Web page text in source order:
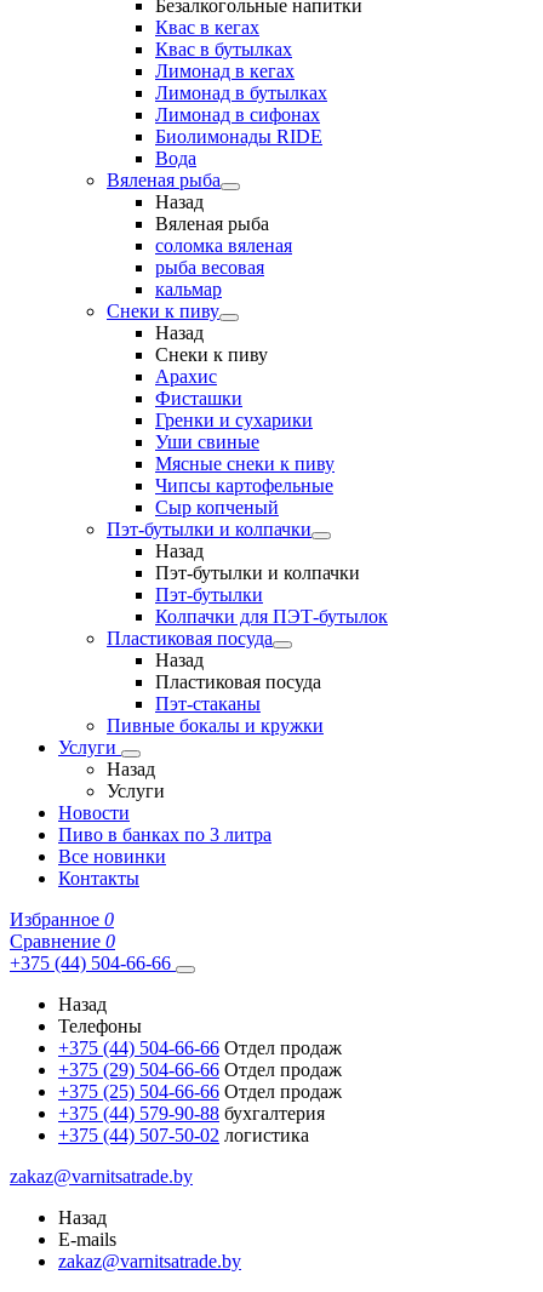
Безалкогольные напитки
Квас в кегах
Квас в бутылках
Лимонад в кегах
Лимонад в бутылках
Лимонад в сифонах
Биолимонады RIDE
Вода
Вяленая рыба
Назад
Вяленая рыба
соломка вяленая
рыба весовая
кальмар
Снеки к пиву
Назад
Снеки к пиву
Арахис
Фисташки
Гренки и сухарики
Уши свиные
Мясные снеки к пиву
Чипсы картофельные
Сыр копченый
Пэт-бутылки и колпачки
Назад
Пэт-бутылки и колпачки
Пэт-бутылки
Колпачки для ПЭТ-бутылок
Пластиковая посуда
Назад
Пластиковая посуда
Пэт-стаканы
Пивные бокалы и кружки
Услуги
Назад
Услуги
Новости
Пиво в банках по 3 литра
Все новинки
Контакты
Избранное 0
Сравнение 0
+375 (44) 504-66-66
Назад
Телефоны
+375 (44) 504-66-66 Отдел продаж
+375 (29) 504-66-66 Отдел продаж
+375 (25) 504-66-66 Отдел продаж
+375 (44) 579-90-88 бухгалтерия
+375 (44) 507-50-02 логистика
zakaz@varnitsatrade.by
Назад
E-mails
zakaz@varnitsatrade.by